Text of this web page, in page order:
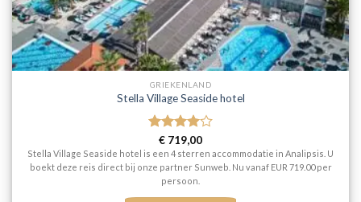
GRIEKENLAND
Stella Village Seaside hotel
Gewaardeerd
4uit 5
€ 719,00
Stella Village Seaside hotel is een 4 sterren accommodatie in Analipsis. U
boekt deze reis direct bij onze partner Sunweb. Nu vanaf EUR 719.00 per
persoon.